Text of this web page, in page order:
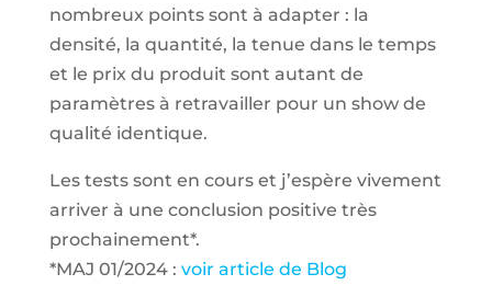
nombreux points sont à adapter : la
densité, la quantité, la tenue dans le temps
et le prix du produit sont autant de
paramètres à retravailler pour un show de
qualité identique.
Les tests sont en cours et j’espère vivement
arriver à une conclusion positive très
prochainement*.
*MAJ 01/2024 : voir article de Blog